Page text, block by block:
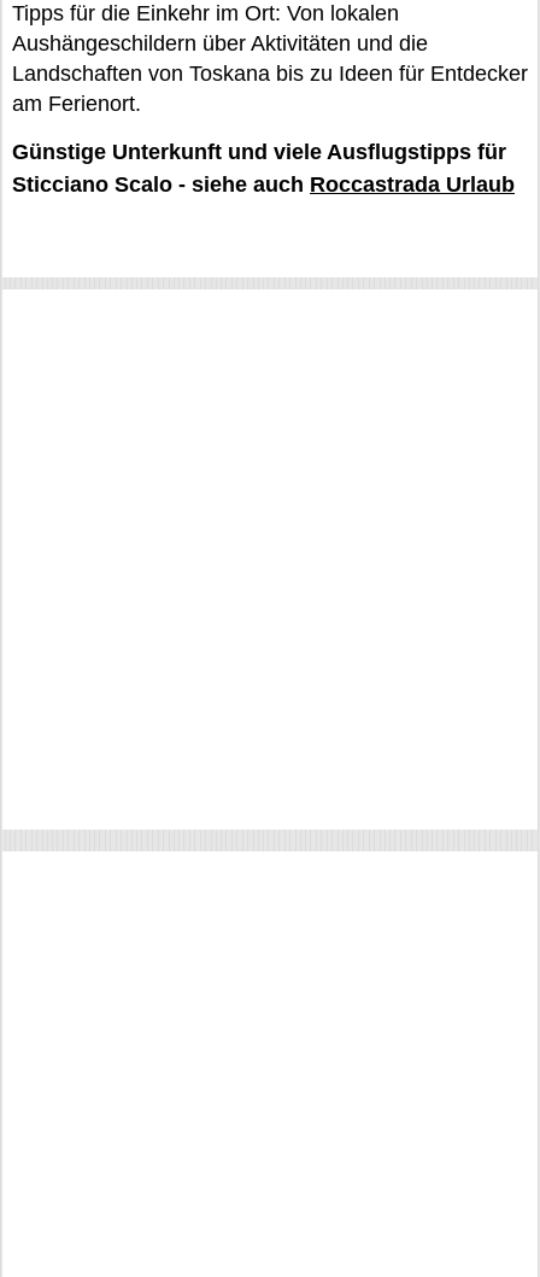
Tipps für die Einkehr im Ort: Von lokalen
Aushängeschildern über Aktivitäten und die
Landschaften von Toskana bis zu Ideen für Entdecker
am Ferienort.
Günstige Unterkunft und viele Ausflugstipps für
Sticciano Scalo - siehe auch Roccastrada Urlaub